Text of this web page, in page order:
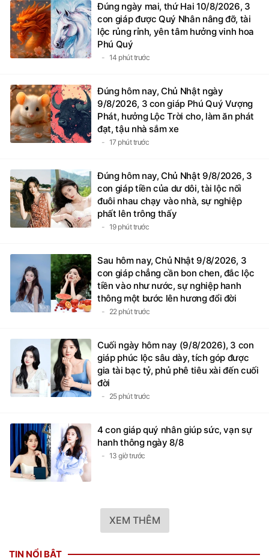
Đúng ngày mai, thứ Hai 10/8/2026, 3
con giáp được Quý Nhân nâng đỡ, tài
lộc rủng rỉnh, yên tâm hưởng vinh hoa
Phú Quý
14 phút trước
Đúng hôm nay, Chủ Nhật ngày
9/8/2026, 3 con giáp Phú Quý Vượng
Phát, hưởng Lộc Trời cho, làm ăn phát
đạt, tậu nhà sắm xe
17 phút trước
Đúng hôm nay, Chủ Nhật 9/8/2026, 3
con giáp tiền của dư dôi, tài lộc nối
đuôi nhau chạy vào nhà, sự nghiệp
phất lên trông thấy
19 phút trước
Sau hôm nay, Chủ Nhật 9/8/2026, 3
con giáp chẳng cần bon chen, đắc lộc
tiền vào như nước, sự nghiệp hanh
thông một bước lên hương đổi đời
22 phút trước
Cuối ngày hôm nay (9/8/2026), 3 con
giáp phúc lộc sâu dày, tích góp được
gia tài bạc tỷ, phủ phê tiêu xài đến cuối
đời
25 phút trước
4 con giáp quý nhân giúp sức, vạn sự
hanh thông ngày 8/8
13 giờ trước
XEM THÊM
TIN NỔI BẬT